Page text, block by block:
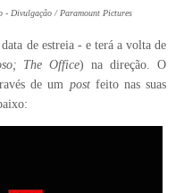
- Divulgação / Paramount Pictures
data de estreia - e terá a volta de
The Office) na direção.O
de um postfeito nas suas